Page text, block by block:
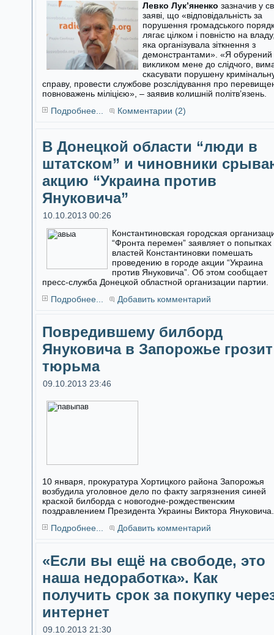
Левко Лук’яненко зазначив у
заяві, що «відповідальність за
порушення громадського
лягає цілком і повністю на
яка організувала зіткнення з
демонстрантами». «Я обурений
викликом мене до слідчого,
скасувати порушену
справу, провести службове розслідування про
повноважень міліцією», – заявив колишній політв’язень.
Подробнее...
Комментарии (2)
В Донецкой области “люди в
штатском” и чиновники
акцию “Украина против
Януковича”
10.10.2013 00:26
Константиновская городская
“Фронта перемен” заявляет о попытках
властей Константиновки помешать
проведению в городе акции “Украина
против Януковича”. Об этом сообщает
пресс-служба Донецкой областной организации партии.
Подробнее...
Добавить комментарий
Повредившему билборд
Януковича в Запорожье грозит
тюрьма
09.10.2013 23:46
10 января, прокуратура Хортицкого района Запорожья
возбудила уголовное дело по факту загрязнения синей
краской билборда с новогодне-рождественским
поздравлением Президента Украины Виктора Януковича.
Подробнее...
Добавить комментарий
«Если вы ещё на свободе, это
наша недоработка». Как
получить срок за покупку
интернет
09.10.2013 21:30